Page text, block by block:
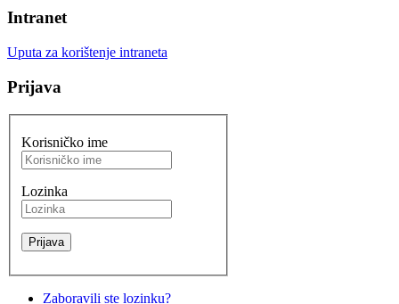
Intranet
Uputa za korištenje intraneta
Prijava
Korisničko ime
Lozinka
Zaboravili ste lozinku?